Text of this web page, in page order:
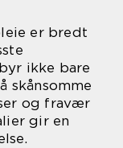
er bredt
ikke bare
skånsomme
og fravær
gir en